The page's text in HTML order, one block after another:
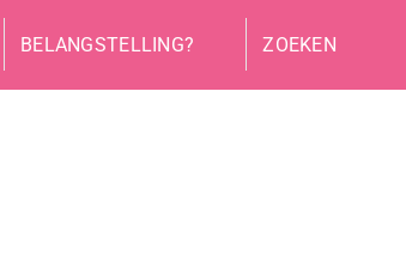
BELANGSTELLING? ZOEKEN